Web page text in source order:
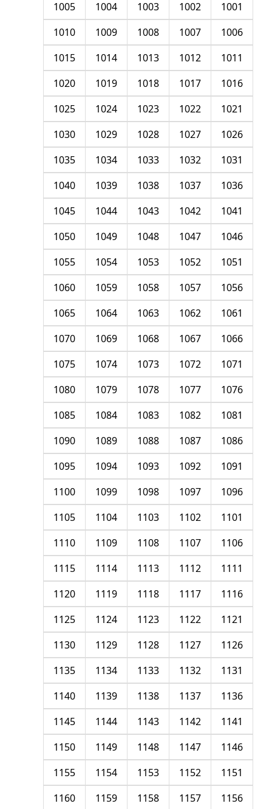
1001
1002
1003
1004
1005
1006
1007
1008
1009
1010
1011
1012
1013
1014
1015
1016
1017
1018
1019
1020
1021
1022
1023
1024
1025
1026
1027
1028
1029
1030
1031
1032
1033
1034
1035
1036
1037
1038
1039
1040
1041
1042
1043
1044
1045
1046
1047
1048
1049
1050
1051
1052
1053
1054
1055
1056
1057
1058
1059
1060
1061
1062
1063
1064
1065
1066
1067
1068
1069
1070
1071
1072
1073
1074
1075
1076
1077
1078
1079
1080
1081
1082
1083
1084
1085
1086
1087
1088
1089
1090
1091
1092
1093
1094
1095
1096
1097
1098
1099
1100
1101
1102
1103
1104
1105
1106
1107
1108
1109
1110
1111
1112
1113
1114
1115
1116
1117
1118
1119
1120
1121
1122
1123
1124
1125
1126
1127
1128
1129
1130
1131
1132
1133
1134
1135
1136
1137
1138
1139
1140
1141
1142
1143
1144
1145
1146
1147
1148
1149
1150
1151
1152
1153
1154
1155
1156
1157
1158
1159
1160